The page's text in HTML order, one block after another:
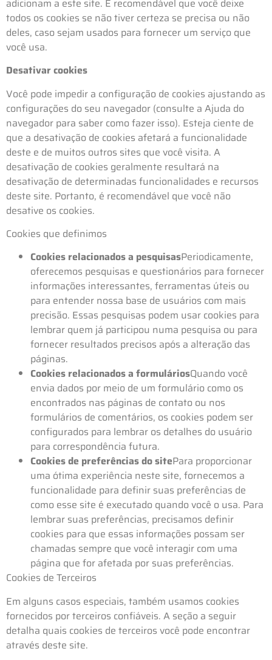
adicionam a este site. É recomendável que você deixe
todos os cookies se não tiver certeza se precisa ou não
deles, caso sejam usados ​​para fornecer um serviço que
você usa.
Desativar cookies
Você pode impedir a configuração de cookies ajustando as
configurações do seu navegador (consulte a Ajuda do
navegador para saber como fazer isso). Esteja ciente de
que a desativação de cookies afetará a funcionalidade
deste e de muitos outros sites que você visita. A
desativação de cookies geralmente resultará na
desativação de determinadas funcionalidades e recursos
deste site. Portanto, é recomendável que você não
desative os cookies.
Cookies que definimos
Cookies relacionados a pesquisasPeriodicamente,
oferecemos pesquisas e questionários para fornecer
informações interessantes, ferramentas úteis ou
para entender nossa base de usuários com mais
precisão. Essas pesquisas podem usar cookies para
lembrar quem já participou numa pesquisa ou para
fornecer resultados precisos após a alteração das
páginas.
Cookies relacionados a formuláriosQuando você
envia dados por meio de um formulário como os
encontrados nas páginas de contato ou nos
formulários de comentários, os cookies podem ser
configurados para lembrar os detalhes do usuário
para correspondência futura.
Cookies de preferências do sitePara proporcionar
uma ótima experiência neste site, fornecemos a
funcionalidade para definir suas preferências de
como esse site é executado quando você o usa. Para
lembrar suas preferências, precisamos definir
cookies para que essas informações possam ser
chamadas sempre que você interagir com uma
página que for afetada por suas preferências.
Cookies de Terceiros
Em alguns casos especiais, também usamos cookies
fornecidos por terceiros confiáveis. A seção a seguir
detalha quais cookies de terceiros você pode encontrar
através deste site.